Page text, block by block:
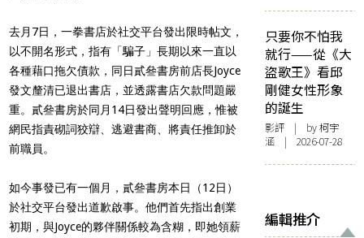
去月7日，一拳書店於社交平台發出限時帖文，
以不開名形式，指有「騙子」長期以來一直以
各種藉口拖欠債款，同日貳叄書房前店長Joyce
發文釐清已退出書店，並透露書店欠款問題嚴
重。貳叄書房於同月14日發出聲明回應，惟被
網民指責砌詞狡辯、逃避書商、將責任推卸於
前職員。
如今事發已有一個月，貳叄書房本日（12日）
於社交平台發出道歉啟事。他們首先指出創業
初期，與Joyce的夥伴關係較為含糊，即她領薪
只要你不怕我
就行——從《大
盜歌王》看邱
剛健女性形象
的誕生
影評 | by 柯宇
涵 | 2026-07-28
編輯推介